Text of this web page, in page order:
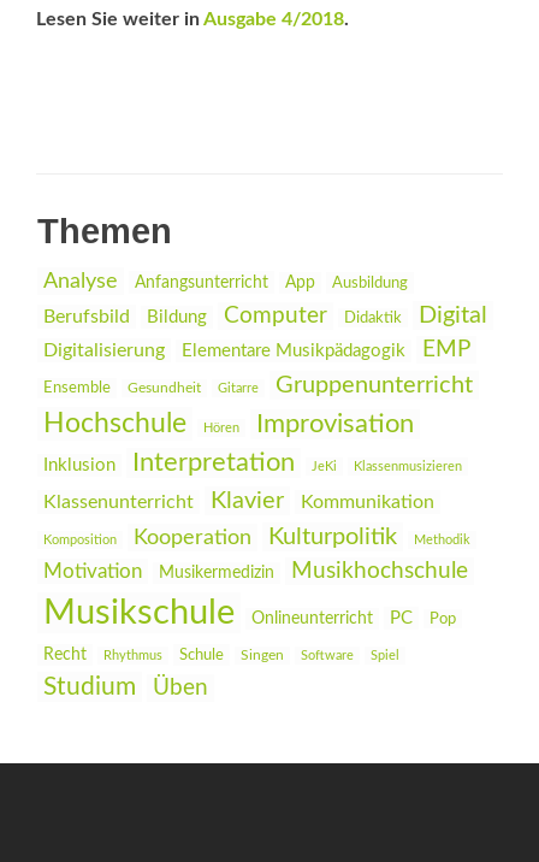
Lesen Sie weiter inAusgabe 4/2018.
Themen
Analyse Anfangsunterricht App Ausbildung
Berufsbild Bildung Computer Didaktik Digital
Digitalisierung Elementare Musikpädagogik EMP
Ensemble Gesundheit Gitarre Gruppenunterricht
Hochschule Hören Improvisation
Inklusion Interpretation JeKi Klassenmusizieren
Klassenunterricht Klavier Kommunikation
Komposition Kooperation Kulturpolitik Methodik
Motivation Musikermedizin Musikhochschule
Musikschule Onlineunterricht PC Pop
Recht Rhythmus Schule Singen Software Spiel
Studium Üben